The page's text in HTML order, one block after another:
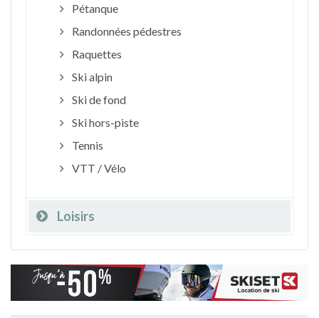
Pétanque
Randonnées pédestres
Raquettes
Ski alpin
Ski de fond
Ski hors-piste
Tennis
VTT / Vélo
Loisirs